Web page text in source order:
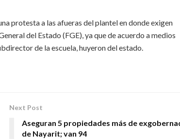
protesta a las afueras del plantel en donde exigen
del Estado (FGE), ya que de acuerdo a medios
de la escuela, huyeron del estado.
Next Post
Aseguran 5 propiedades más de
de Nayarit; van 94